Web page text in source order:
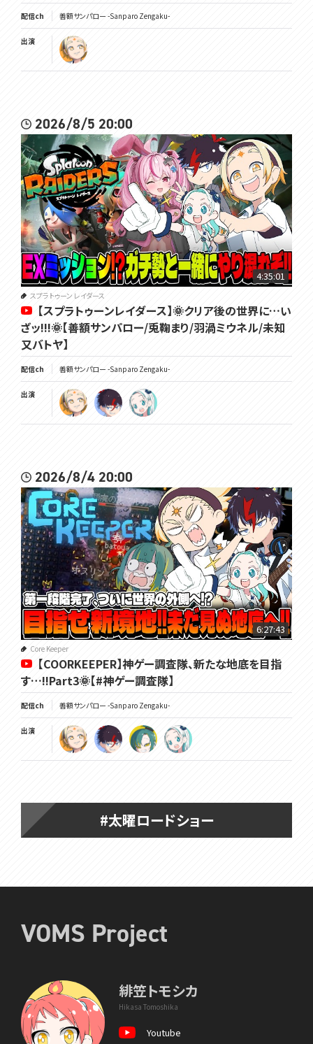
配信ch 善額サンパロー -Sanparo Zengaku-
出演
2026/8/5 20:00
4:35:01
スプラトゥーン レイダース
【スプラトゥーンレイダース】🌞クリア後の世界に…い
ざッ!!!🌞【善額サンパロー/兎鞠まり/羽渦ミウネル/未知
又バトヤ】
配信ch 善額サンパロー -Sanparo Zengaku-
出演
2026/8/4 20:00
6:27:43
Core Keeper
【COORKEEPER】神ゲー調査隊、新たな地底を目指
す…!!Part3🌞【#神ゲー調査隊】
配信ch 善額サンパロー -Sanparo Zengaku-
出演
#太曜ロードショー
VOMS Project
緋笠トモシカ
Hikasa Tomoshika
Youtube